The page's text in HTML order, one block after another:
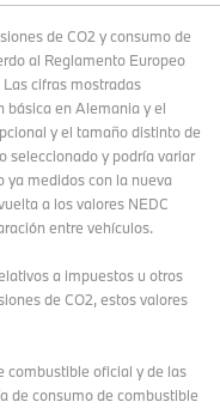
de CO2 y consumo de
al Reglamento Europeo
cifras mostradas
básica en Alemania y el
y el tamaño distinto de
seleccionado y podría variar
ya medidos con la nueva
a los valores NEDC
entre vehículos.
a impuestos u otros
de CO2, estos valores
combustible oficial y de las
de consumo de combustible